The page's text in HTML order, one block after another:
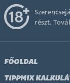
részt.
FŐOLDAL
TIPPMIX